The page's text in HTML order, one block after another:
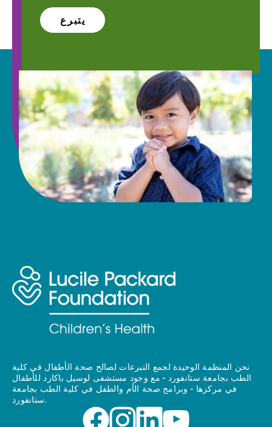
يتبرع
نحن المنظمة الوحيدة لجمع التبرعات لصالح صحة الأطفال في كلية
الطب بجامعة ستانفورد - مع وجود مستشفى لوسيل باكارد للأطفال
في مركزها - وبرامج صحة الأم والطفل في كلية الطب بجامعة
ستانفورد.